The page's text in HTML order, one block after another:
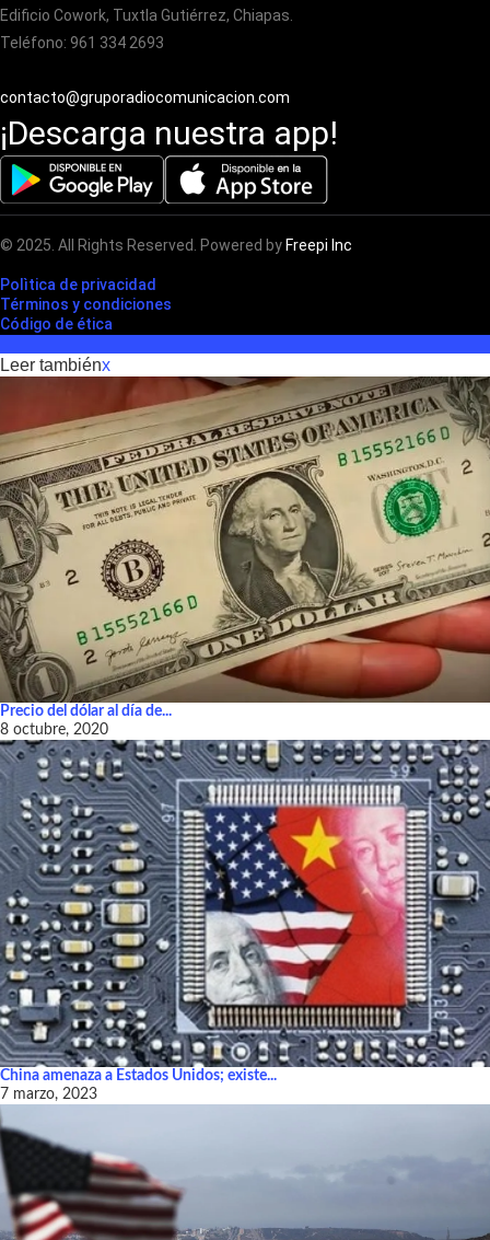
Edificio Cowork, Tuxtla Gutiérrez, Chiapas.
Teléfono: 961 334 2693
contacto@gruporadiocomunicacion.com
¡Descarga nuestra app!
© 2025. All Rights Reserved. Powered by Freepi Inc
Polìtica de privacidad
Términos y condiciones
Código de ética
Leer tambiénx
Precio del dólar al día de...
8 octubre, 2020
China amenaza a Estados Unidos; existe...
7 marzo, 2023